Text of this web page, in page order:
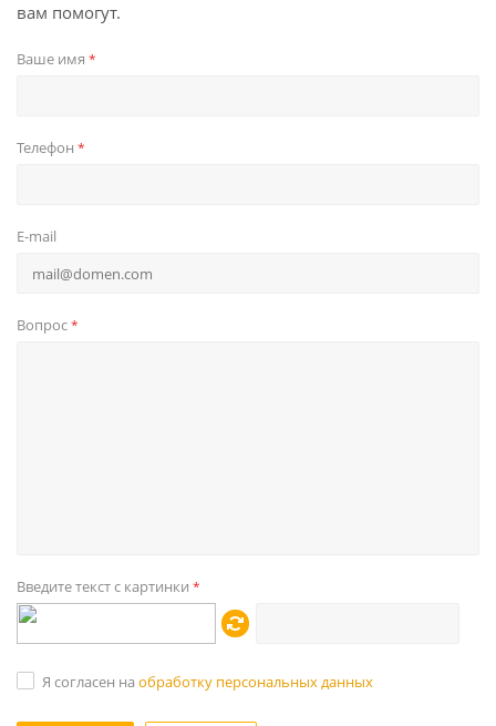
вам помогут.
Ваше имя *
Телефон *
E-mail
Вопрос*
Введите текст с картинки *
Я согласен на обработку персональных данных